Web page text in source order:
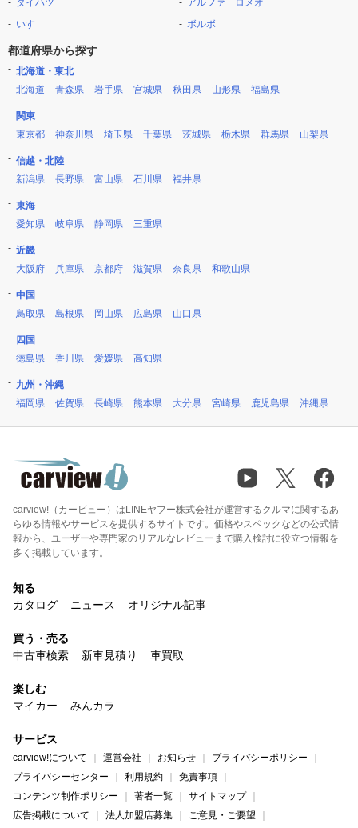
ダイハツ
いすゞ
アルファ ロメオ
ボルボ
都道府県から探す
北海道・東北
北海道
青森県 岩手県 宮城県 秋田県 山形県 福島県
関東
東京都
神奈川県 埼玉県 千葉県 茨城県 栃木県 群馬県 山梨県
信越・北陸
新潟県
長野県 富山県 石川県 福井県
東海
愛知県
岐阜県 静岡県 三重県
近畿
大阪府
兵庫県 京都府 滋賀県 奈良県 和歌山県
中国
鳥取県
島根県 岡山県 広島県 山口県
四国
徳島県
香川県 愛媛県 高知県
九州・沖縄
福岡県
佐賀県 長崎県 熊本県 大分県 宮崎県 鹿児島県 沖縄県
carview!（カービュー）はLINEヤフー株式会社が運営するクルマに関するあ
らゆる情報やサービスを提供するサイトです。価格やスペックなどの公式情
報から、ユーザーや専門家のリアルなレビューまで購入検討に役立つ情報を
多く掲載しています。
知る
カタログ
ニュース オリジナル記事
買う・売る
中古車検索
新車見積り 車買取
楽しむ
マイカー
みんカラ
サービス
carview!について 運営会社 お知らせ
プライバシーポリシー
プライバシーセンター
利用規約
免責事項
コンテンツ制作ポリシー
著者一覧
サイトマップ
広告掲載について
法人加盟店募集 ご意見・ご要望